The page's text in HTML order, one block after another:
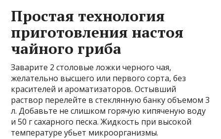
Простая технология
приготовления настоя
чайного гриба
Заварите 2 столовые ложки черного чая,
желательно высшего или первого сорта, без
красителей и ароматизаторов. Остывший
раствор перелейте в стеклянную банку объемом 3
л. Добавьте не слишком горячую кипяченую воду
и 50 г сахарного песка. Жидкость при высокой
температуре убьет микроорганизмы.